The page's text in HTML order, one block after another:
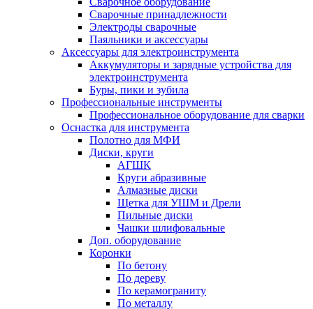
Сварочные принадлежности
Электроды сварочные
Паяльники и аксессуары
Аксессуары для электроинструмента
Аккумуляторы и зарядные устройства для
электроинструмента
Буры, пики и зубила
Профессиональные инструменты
Профессиональное оборудование для сварки
Оснастка для инструмента
Полотно для МФИ
Диски, круги
АГШК
Круги абразивные
Алмазные диски
Щетка для УШМ и Дрели
Пильные диски
Чашки шлифовальные
Доп. оборудование
Коронки
По бетону
По дереву
По керамограниту
По металлу